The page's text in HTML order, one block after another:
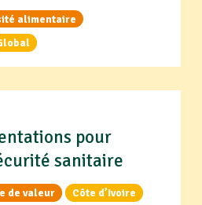
alimentaire
pour
sanitaire
de valeur Côte d’Ivoire